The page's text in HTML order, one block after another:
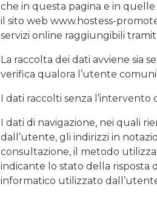
che in questa pagina e in
il sito web www.hostess-
servizi online raggiungibili
La raccolta dei dati avviene sia
verifica qualora l’utente
I dati raccolti senza
I dati di navigazione, nei quali
dall’utente, gli indirizzi in
consultazione, il metodo
indicante lo stato della risposta
informatico utilizzato